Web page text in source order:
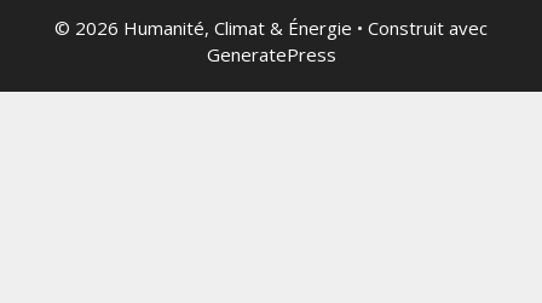
© 2026 Humanité, Climat & Énergie • Construit avec
GeneratePress